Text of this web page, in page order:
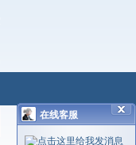
在线客服